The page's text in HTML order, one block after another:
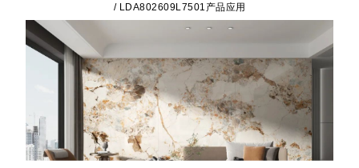
/ LDA802609L7501产品应用